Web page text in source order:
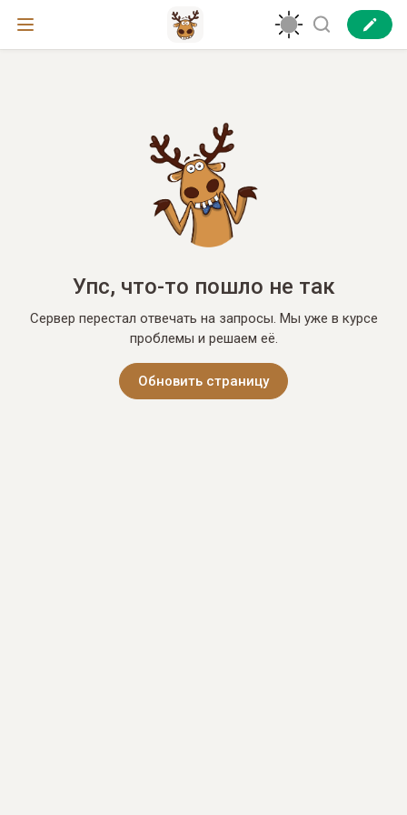
Упс, что-то пошло не так
Сервер перестал отвечать на запросы. Мы уже в курсе
проблемы и решаем её.
Обновить страницу